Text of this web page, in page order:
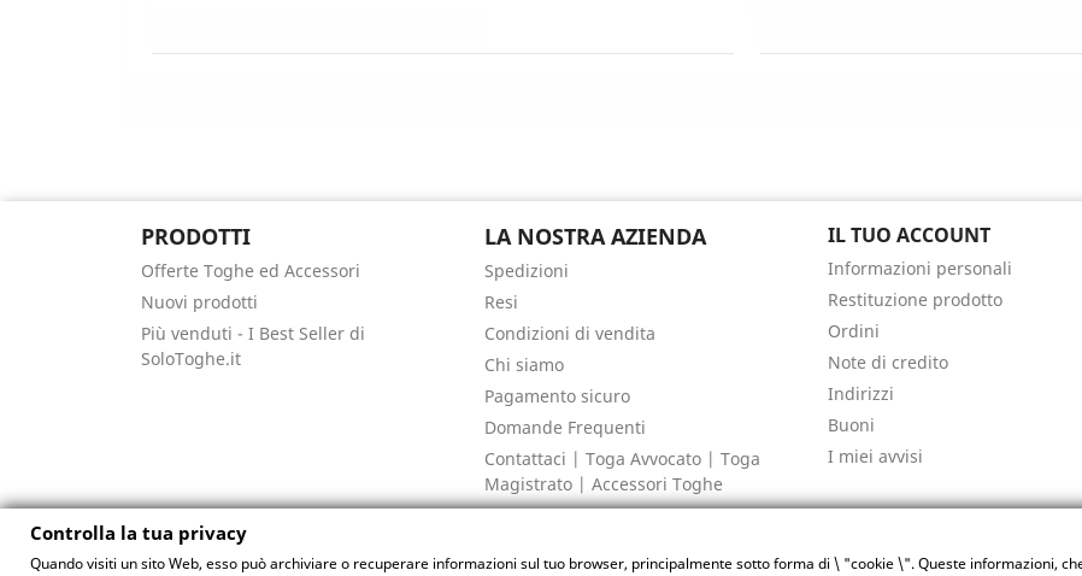
PRODOTTI
Offerte Toghe ed Accessori
Nuovi prodotti
Più venduti - I Best Seller di
SoloToghe.it
LA NOSTRA AZIENDA
Spedizioni
Resi
Condizioni di vendita
Chi siamo
Pagamento sicuro
Domande Frequenti
Contattaci | Toga Avvocato | Toga
Magistrato | Accessori Toghe
Mappa del sito
IL TUO ACCOUNT
Informazioni personali
Restituzione prodotto
Ordini
Note di credito
Indirizzi
Buoni
I miei avvisi
Controlla la tua privacy
Quando visiti un sito Web, esso può archiviare o recuperare informazioni sul tuo browser, principalmente sotto forma di \ "cookie \". Queste informazioni,